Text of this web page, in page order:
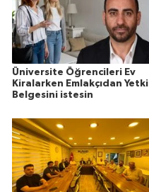
Üniversite Öğrencileri Ev
Kiralarken Emlakçıdan Yetki
Belgesini istesin